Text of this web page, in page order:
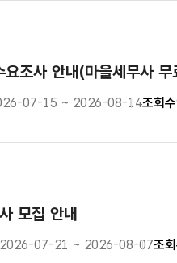
요조사 안내(마을세무사
07-15 ~ 2026-08-14조회수
모집 안내
2026-07-21 ~ 2026-08-07조